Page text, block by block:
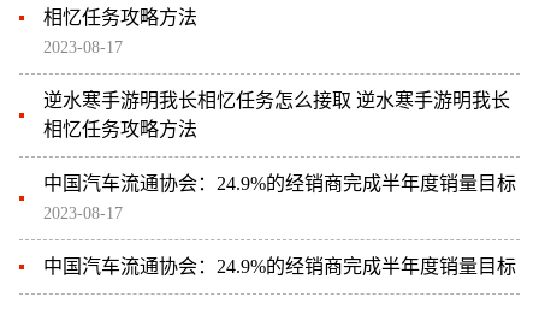
相忆任务攻略方法
2023-08-17
逆水寒手游明我长相忆任务怎么接取 逆水寒手游明我长
相忆任务攻略方法
中国汽车流通协会：24.9%的经销商完成半年度销量目标
2023-08-17
中国汽车流通协会：24.9%的经销商完成半年度销量目标